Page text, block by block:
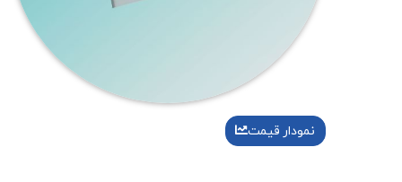
نمودار قیمت